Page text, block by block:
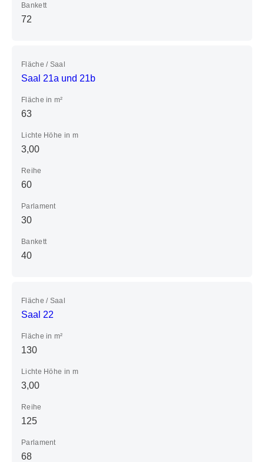
Bankett
72
Fläche / Saal
Saal 21a und 21b
Fläche in m²
63
Lichte Höhe in m
3,00
Reihe
60
Parlament
30
Bankett
40
Fläche / Saal
Saal 22
Fläche in m²
130
Lichte Höhe in m
3,00
Reihe
125
Parlament
68